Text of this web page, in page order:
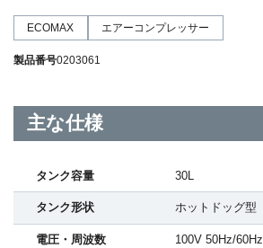
ECOMAX エアーコンプレッサー
製品番号0203061
主な仕様
タンク容量 30L
タンク形状 ホットドッグ型
電圧・周波数 100V 50Hz/60Hz